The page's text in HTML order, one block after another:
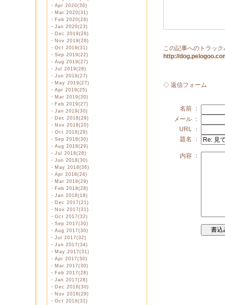
・ Apr 2020(30)
・ Mar 2020(31)
・ Feb 2020(29)
・ Jan 2020(23)
・ Dec 2019(26)
・ Nov 2019(28)
・ Oct 2019(31)
・ Sep 2019(22)
・ Aug 2019(27)
・ Jul 2019(28)
・ Jun 2019(27)
・ May 2019(27)
・ Apr 2019(25)
・ Mar 2019(30)
・ Feb 2019(27)
・ Jan 2019(30)
・ Dec 2018(29)
・ Nov 2018(20)
・ Oct 2018(29)
・ Sep 2018(30)
・ Aug 2018(29)
・ Jul 2018(28)
・ Jun 2018(30)
・ May 2018(36)
・ Apr 2018(24)
・ Mar 2018(29)
・ Feb 2018(28)
・ Jan 2018(18)
・ Dec 2017(21)
・ Nov 2017(31)
・ Oct 2017(32)
・ Sep 2017(30)
・ Aug 2017(30)
・ Jul 2017(32)
・ Jun 2017(34)
・ May 2017(31)
・ Apr 2017(30)
・ Mar 2017(30)
・ Feb 2017(28)
・ Jan 2017(28)
・ Dec 2016(30)
・ Nov 2016(29)
・ Oct 2016(31)
この記事へのトラッ
http://
◇ 返信フォーム
名前 ：
メール ：
URL ：
題名 ：
内容 ：